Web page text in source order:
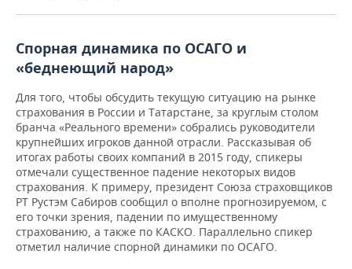
Спорная динамика по ОСАГО и
«беднеющий народ»
Для того, чтобы обсудить текущую ситуацию на рынке
страхования в России и Татарстане, за круглым столом
бранча «Реального времени» собрались руководители
крупнейших игроков данной отрасли. Рассказывая об
итогах работы своих компаний в 2015 году, спикеры
отмечали существенное падение некоторых видов
страхования. К примеру, президент Союза страховщиков
РТ Рустэм Сабиров сообщил о вполне прогнозируемом, с
его точки зрения, падении по имущественному
страхованию, а также по КАСКО. Параллельно спикер
отметил наличие спорной динамики по ОСАГО.